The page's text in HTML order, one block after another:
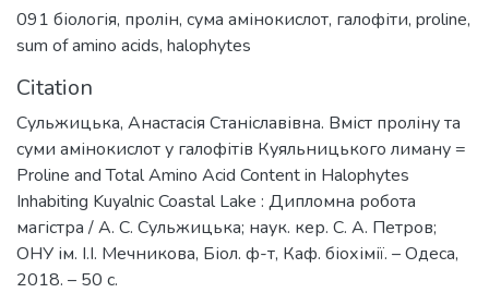
091 біологія, пролін, сума амінокислот, галофіти, proline,
sum of amino acids, halophytes
Citation
Сульжицька, Анастасія Станіславівна. Вміст проліну та
суми амінокислот у галофітів Куяльницького лиману =
Proline and Total Amino Acid Content in Halophytes
Inhabiting Kuyalnic Coastal Lake : Дипломна робота
магістра / А. С. Сульжицька; наук. кер. С. А. Петров;
ОНУ ім. І.І. Мечникова, Біол. ф-т, Каф. біохімії. – Одеса,
2018. – 50 с.